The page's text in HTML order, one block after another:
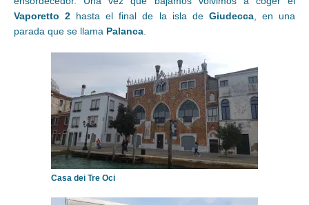
Vaporetto 2 hasta el final de la isla de Giudecca, en una
parada que se llama Palanca.
Casa dei Tre Oci